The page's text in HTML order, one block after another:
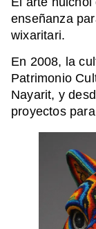
enseñanza
wixaritari.
En 2008, la
Patrimonio
Nayarit, y
proyectos